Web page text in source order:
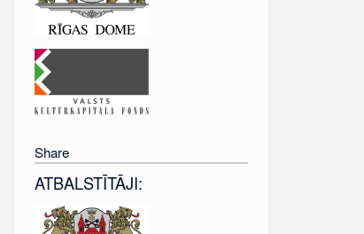
Share
ATBALSTĪTĀJI: